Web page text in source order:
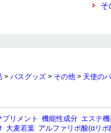
そ
> バスグッズ > その他 > 天使の
プリメント 機能性成分 エステ
大麦若葉 アルファリポ酸(αリポ